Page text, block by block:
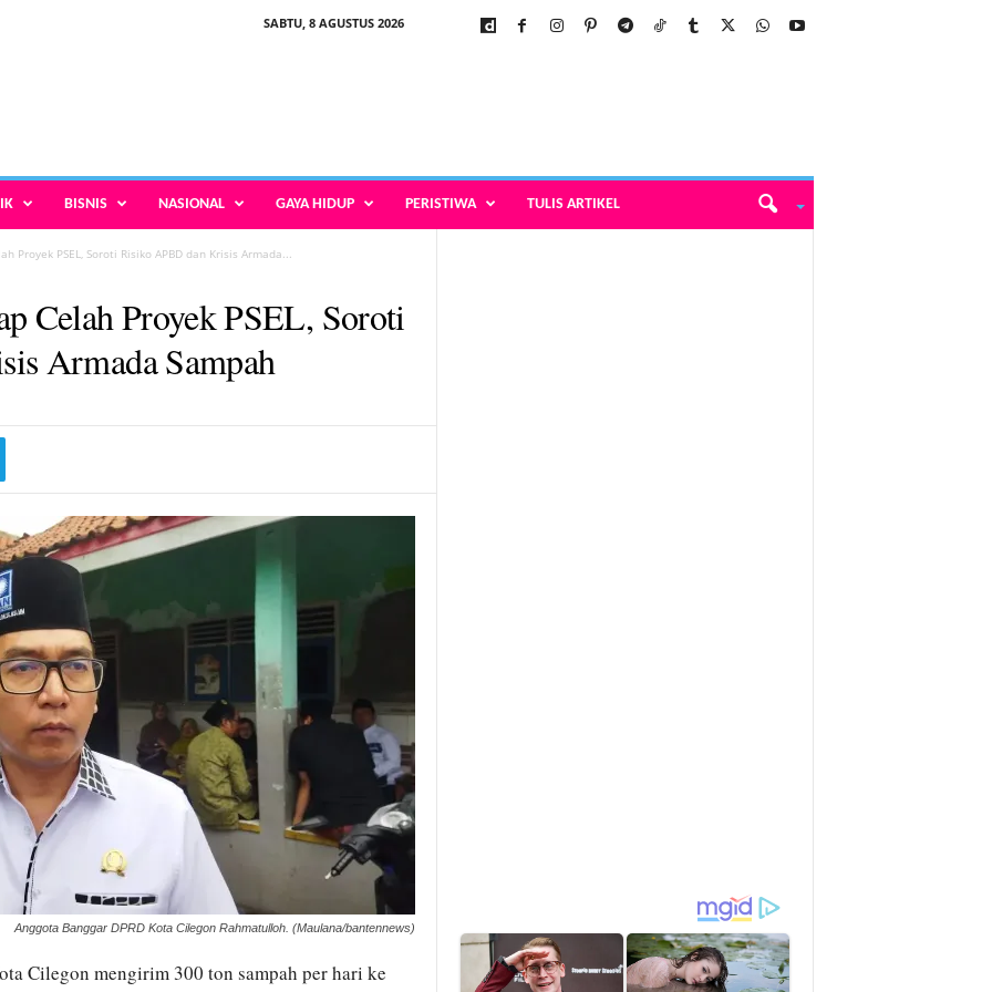
SABTU, 8 AGUSTUS 2026
BISNIS NASIONAL GAYA HIDUP PERISTIWA TULIS ARTIKEL
Proyek PSEL, Soroti Risiko APBD dan Krisis Armada...
Celah Proyek PSEL, Soroti
Armada Sampah
Anggota Banggar DPRD Kota Cilegon Rahmatulloh. (Maulana/bantennews)
Cilegon mengirim 300 ton sampah per hari ke